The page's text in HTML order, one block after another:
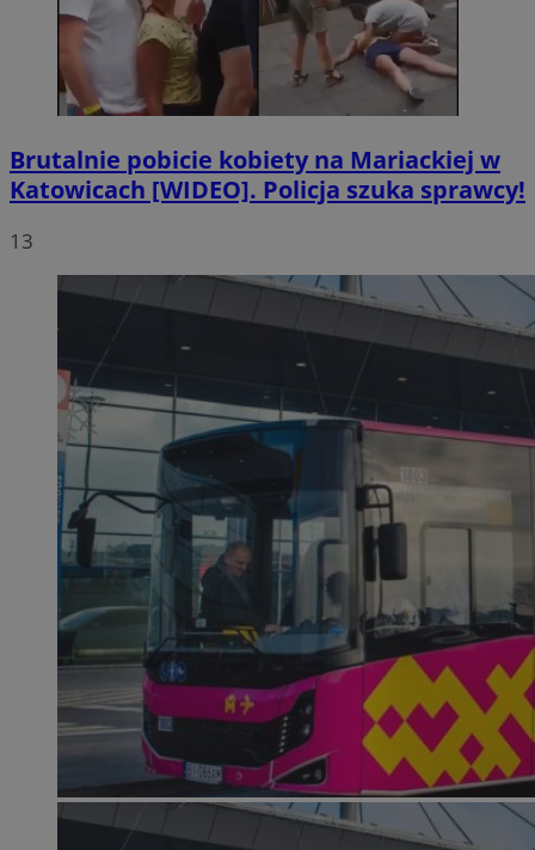
Brutalnie pobicie kobiety na Mariackiej w
Katowicach [WIDEO]. Policja szuka sprawcy!
13